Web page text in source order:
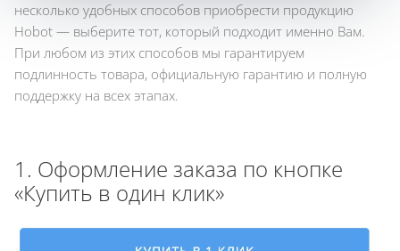
несколько удобных способов приобрести продукцию
Hobot — выберите тот, который подходит именно Вам.
При любом из этих способов мы гарантируем
подлинность товара, официальную гарантию и полную
поддержку на всех этапах.
1. Оформление заказа по кнопке
«Купить в один клик»